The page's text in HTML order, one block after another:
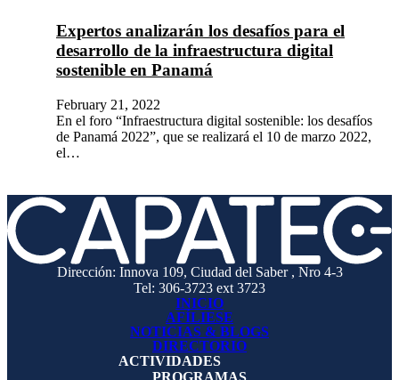
Expertos analizarán los desafíos para el
desarrollo de la infraestructura digital
sostenible en Panamá
February 21, 2022
En el foro “Infraestructura digital sostenible: los desafíos
de Panamá 2022”, que se realizará el 10 de marzo 2022,
el…
Dirección: Innova 109, Ciudad del Saber , Nro 4-3
Tel: 306-3723 ext 3723
INICIO
AFÍLIESE
NOTICIAS & BLOGS
DIRECTORIO
ACTIVIDADES
PROGRAMAS